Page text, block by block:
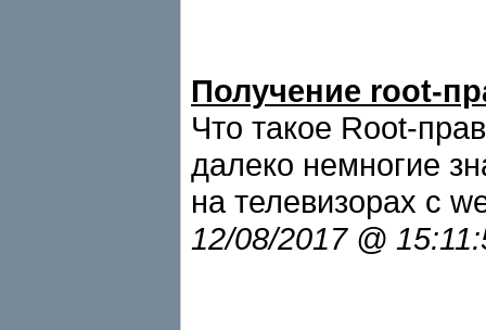
Получение root-
Что такое Root-
далеко немногие
на телевизорах с
12/08/2017 @